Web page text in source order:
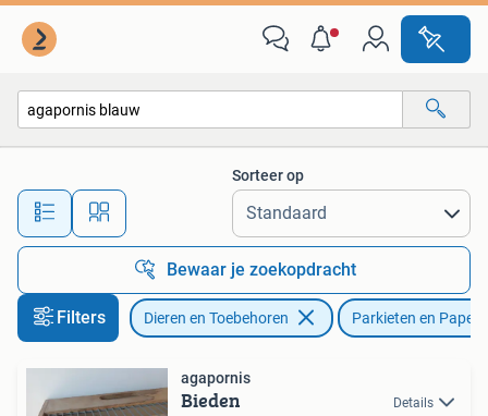
Alle afstanden…
Sorteer op
Bewaar je zoekopdracht
Filters Dieren en Toebehoren Parkieten en
agapornis
Bieden Details